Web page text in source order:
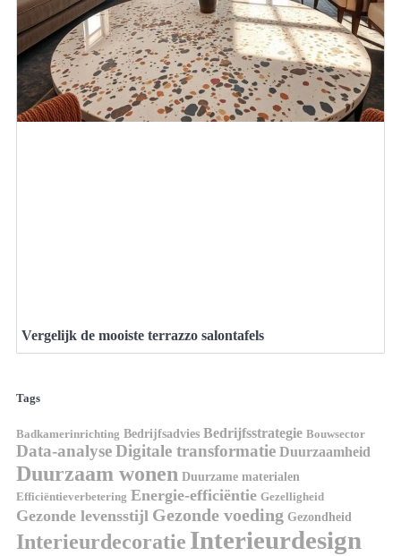
Vergelijk de mooiste terrazzo salontafels
Tags
Badkamerinrichting Bedrijfsadvies Bedrijfsstrategie Bouwsector
Data-analyseDigitale transformatie Duurzaamheid
Duurzaam wonen Duurzame materialen
Efficiëntieverbetering Energie-efficiëntie Gezelligheid
Gezonde levensstijl Gezonde voeding Gezondheid
Interieurdecoratie Interieurdesign